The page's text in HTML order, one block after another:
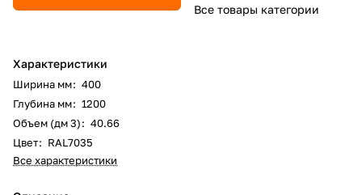
Характеристики
Ширина мм: 400
Глубина мм: 1200
Объем (дм 3): 40.66
Цвет: RAL7035
Все характеристики
Все товары категории